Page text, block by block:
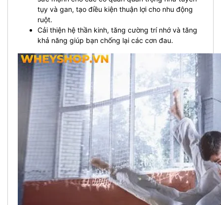
tụy và gan, tạo điều kiện thuận lợi cho nhu động
ruột.
Cải thiện hệ thần kinh, tăng cường trí nhớ và tăng
khả năng giúp bạn chống lại các cơn đau.